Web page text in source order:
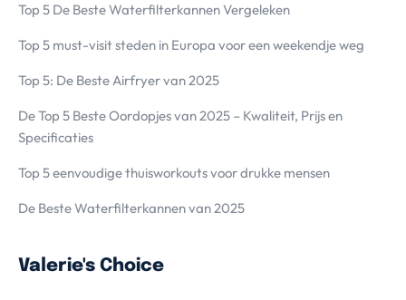
Top 5 De Beste Waterfilterkannen Vergeleken
Top 5 must-visit steden in Europa voor een weekendje weg
Top 5: De Beste Airfryer van 2025
De Top 5 Beste Oordopjes van 2025 – Kwaliteit, Prijs en
Specificaties
Top 5 eenvoudige thuisworkouts voor drukke mensen
De Beste Waterfilterkannen van 2025
Valerie's Choice